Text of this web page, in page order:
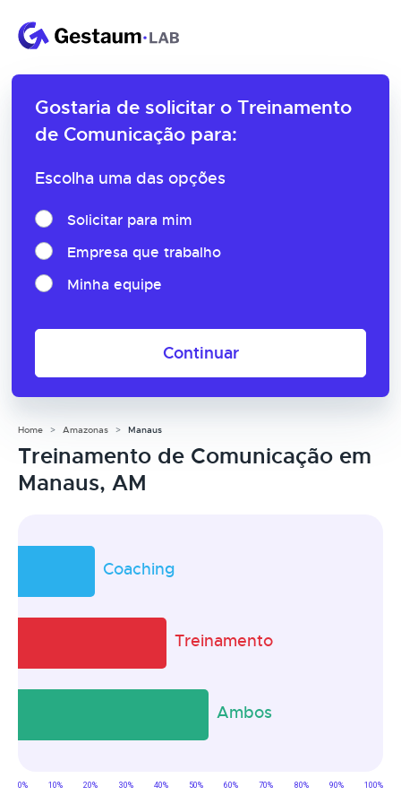
Gostaria de solicitar o Treinamento
de Comunicação para:
Escolha uma das opções
Solicitar para mim
Empresa que trabalho
Minha equipe
Continuar
Home Amazonas Manaus
Treinamento de Comunicação em
Manaus, AM